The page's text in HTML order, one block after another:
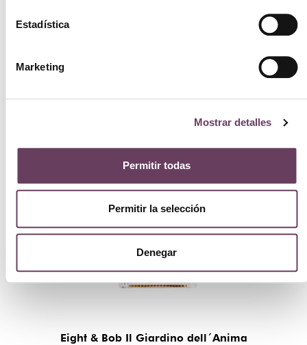
Estadística
Marketing
Mostrar detalles
Permitir todas
Permitir la selección
Denegar
Eight & Bob Il Giardino dell´Anima